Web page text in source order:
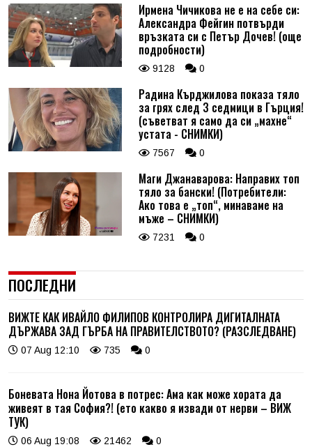
Ирмена Чичикова не е на себе си:
Александра Фейгин потвърди
връзката си с Петър Дочев! (още
подробности)
9128 0
Радина Кърджилова показа тяло
за грях след 3 седмици в Гърция!
(съветват я само да си „махне“
устата - СНИМКИ)
7567 0
Маги Джанаварова: Направих топ
тяло за бански! (Потребители:
Ако това е „топ“, минаваме на
мъже – СНИМКИ)
7231 0
ПОСЛЕДНИ
ВИЖТЕ КАК ИВАЙЛО ФИЛИПОВ КОНТРОЛИРА ДИГИТАЛНАТА
ДЪРЖАВА ЗАД ГЪРБА НА ПРАВИТЕЛСТВОТО? (РАЗСЛЕДВАНЕ)
07 Aug 12:10 735 0
Боневата Нона Йотова в потрес: Ама как може хората да
живеят в тая София?! (ето какво я извади от нерви – ВИЖ
ТУК)
06 Aug 19:08 21462 0